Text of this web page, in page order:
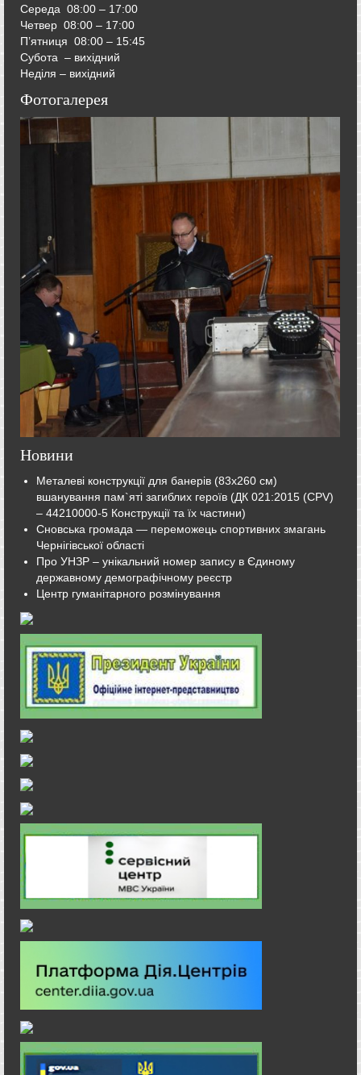
Середа 08:00 – 17:00
Четвер 08:00 – 17:00
П’ятниця 08:00 – 15:45
Субота – вихідний
Неділя – вихідний
Фотогалерея
Новини
Металеві конструкції для банерів (83х260 см)
вшанування пам`яті загиблих героїв (ДК 021:2015 (CPV)
– 44210000-5 Конструкції та їх частини)
Сновська громада — переможець спортивних змагань
Чернігівської області
Про УНЗР – унікальний номер запису в Єдиному
державному демографічному реєстр
Центр гуманітарного розмінування